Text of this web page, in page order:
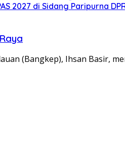
2027 di Sidang Paripurna
(Bangkep), Ihsan Basir,